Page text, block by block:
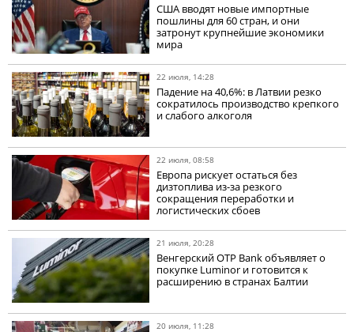
США вводят новые импортные
пошлины для 60 стран, и они
затронут крупнейшие экономики
мира
22 июля, 14:28
Падение на 40,6%: в Латвии резко
сократилось производство крепкого
и слабого алкоголя
22 июля, 08:58
Европа рискует остаться без
дизтоплива из-за резкого
сокращения переработки и
логистических сбоев
21 июля, 20:28
Венгерский OTP Bank объявляет о
покупке Luminor и готовится к
расширению в странах Балтии
20 июля, 11:28